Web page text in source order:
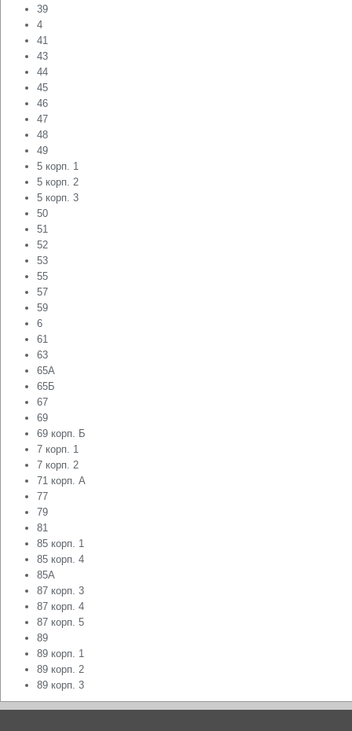
39
4
41
43
44
45
46
47
48
49
5 корп. 1
5 корп. 2
5 корп. 3
50
51
52
53
55
57
59
6
61
63
65А
65Б
67
69
69 корп. Б
7 корп. 1
7 корп. 2
71 корп. А
77
79
81
85 корп. 1
85 корп. 4
85А
87 корп. 3
87 корп. 4
87 корп. 5
89
89 корп. 1
89 корп. 2
89 корп. 3